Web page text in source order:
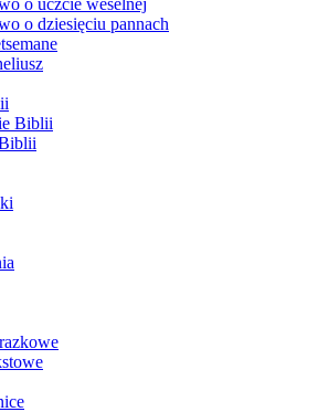
o uczcie weselnej
o dziesięciu pannach
Biblii